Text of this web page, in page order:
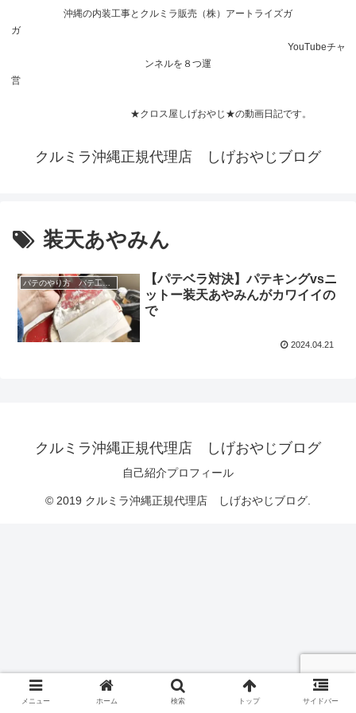
沖縄の内装工事とクルミラ販売（株）アートライズガ
ガ
YouTubeチャ
ンネルを８つ運
営
★クロス屋しげおやじ★の動画日記です。
クルミラ沖縄正規代理店 しげおやじブログ
装天あやみん
パテのやり方 パテ工具 パテベラ パテキング 装天パテベラ パテ打ち
【パテベラ対決】パテキングvsニ
ットー装天あやみんがカワイイの
で
2024.04.21
クルミラ沖縄正規代理店 しげおやじブログ
自己紹介プロフィール
© 2019 クルミラ沖縄正規代理店 しげおやじブログ.
メニュー ホーム 検索 トップ サイドバー